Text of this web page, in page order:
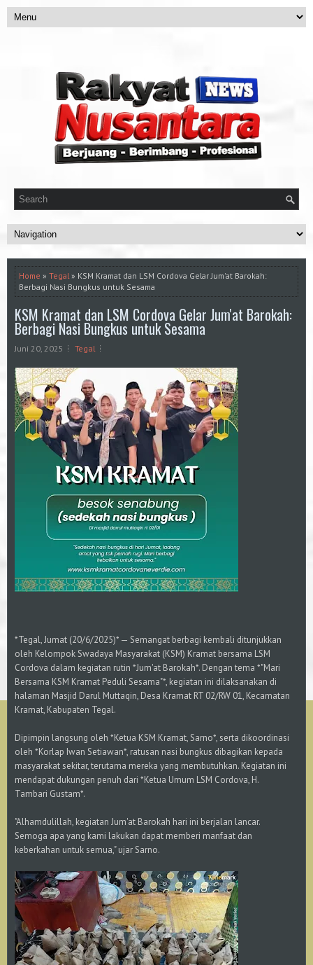
Home » Tegal» KSM Kramat dan LSM Cordova Gelar Jum'at Barokah:
Berbagi Nasi Bungkus untuk Sesama
KSM Kramat dan LSM Cordova Gelar Jum'at Barokah:
Berbagi Nasi Bungkus untuk Sesama
Juni 20, 2025 Tegal
*Tegal, Jumat (20/6/2025)* — Semangat berbagi kembali ditunjukkan
oleh Kelompok Swadaya Masyarakat (KSM) Kramat bersama LSM
Cordova dalam kegiatan rutin *Jum'at Barokah*. Dengan tema *"Mari
Bersama KSM Kramat Peduli Sesama"*, kegiatan ini dilaksanakan di
halaman Masjid Darul Muttaqin, Desa Kramat RT 02/RW 01, Kecamatan
Kramat, Kabupaten Tegal.
Dipimpin langsung oleh *Ketua KSM Kramat, Sarno*, serta dikoordinasi
oleh *Korlap Iwan Setiawan*, ratusan nasi bungkus dibagikan kepada
masyarakat sekitar, terutama mereka yang membutuhkan. Kegiatan ini
mendapat dukungan penuh dari *Ketua Umum LSM Cordova, H.
Tambari Gustam*.
"Alhamdulillah, kegiatan Jum'at Barokah hari ini berjalan lancar.
Semoga apa yang kami lakukan dapat memberi manfaat dan
keberkahan untuk semua," ujar Sarno.